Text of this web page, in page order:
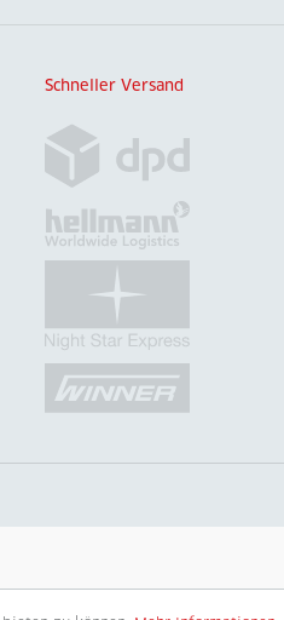
Schneller Versand